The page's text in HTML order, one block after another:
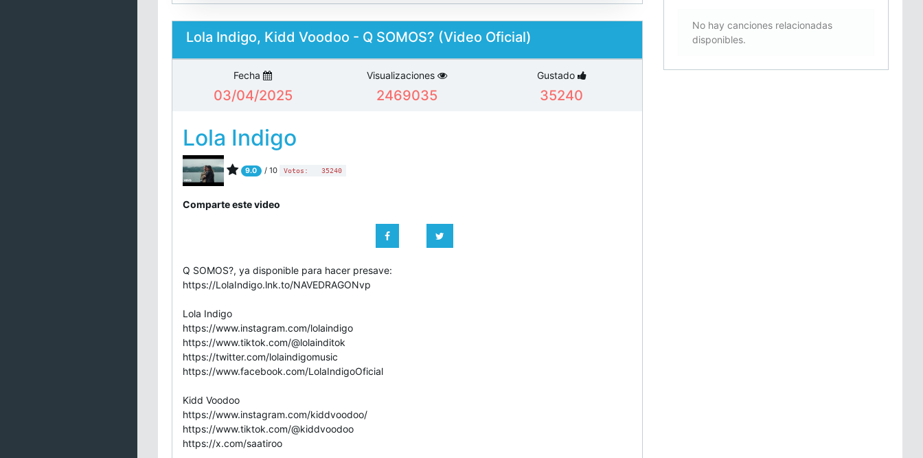
Lola Indigo, Kidd Voodoo - Q SOMOS? (Video Oficial)
Fecha
03/04/2025
Visualizaciones
2469035
Gustado
35240
Lola Indigo
9.0 / 10 Votos: 35240
Comparte este video
Q SOMOS?, ya disponible para hacer presave:
https://LolaIndigo.lnk.to/NAVEDRAGONvp
Lola Indigo
https://www.instagram.com/lolaindigo
https://www.tiktok.com/@lolainditok
https://twitter.com/lolaindigomusic
https://www.facebook.com/LolaIndigoOficial
Kidd Voodoo
https://www.instagram.com/kiddvoodoo/
https://www.tiktok.com/@kiddvoodoo
https://x.com/saatiroo
No hay canciones relacionadas
disponibles.